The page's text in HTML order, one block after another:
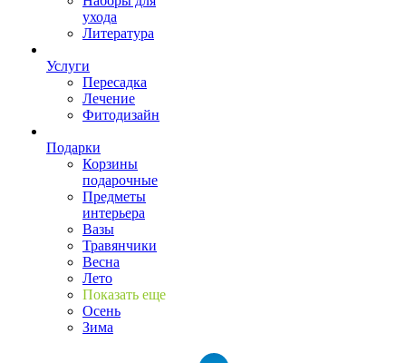
ухода
Литература
Услуги
Пересадка
Лечение
Фитодизайн
Подарки
Корзины
подарочные
Предметы
интерьера
Вазы
Травянчики
Весна
Лето
Показать еще
Осень
Зима